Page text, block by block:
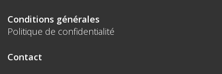
Conditions générales
Politique de confidentialité
Contact